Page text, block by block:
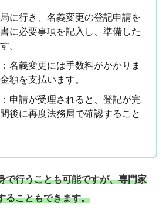
に行き、名義変更の登記申請を
に必要事項を記入し、準備した
。
名義変更には手数料がかかりま
額を支払います。
申請が受理されると、登記が完
後に再度法務局で確認すること
で行うことも可能ですが、専門家
ることもできます。